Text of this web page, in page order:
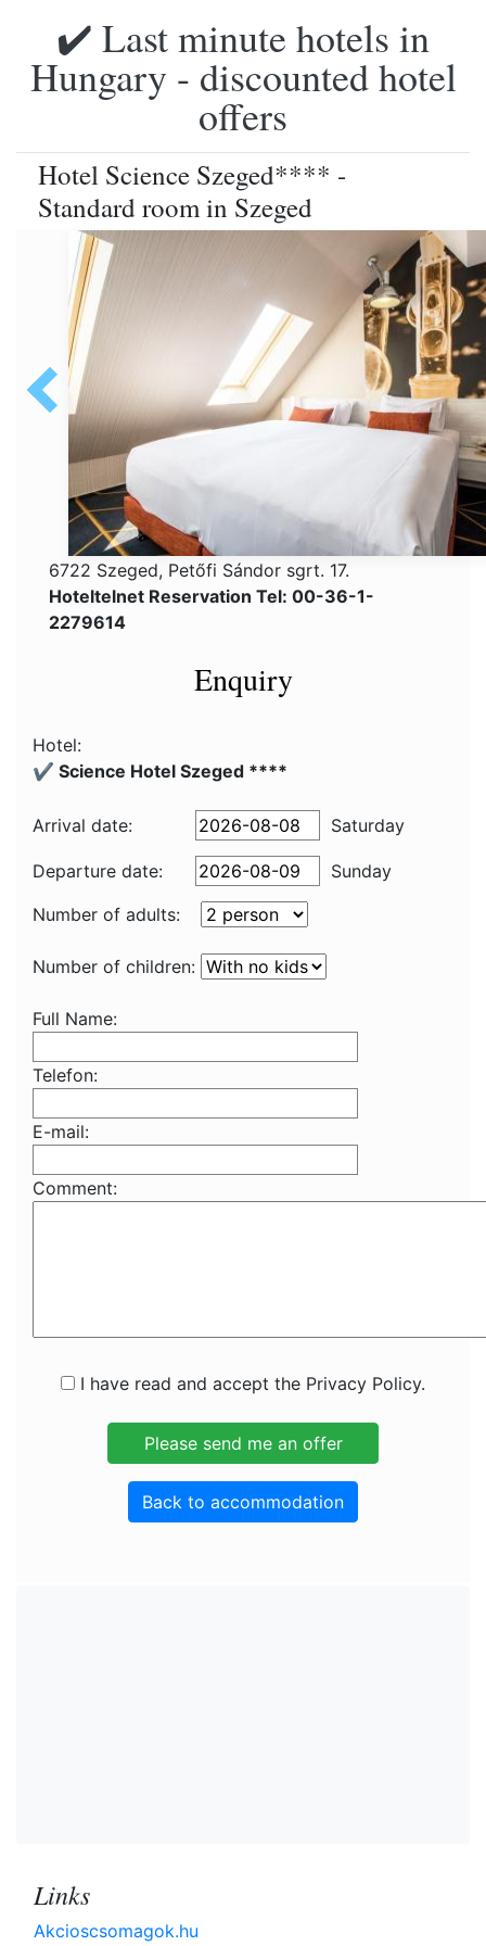
✔️ Last minute hotels in
Hungary - discounted hotel
offers
Hotel Science Szeged**** -
Standard room in Szeged
6722 Szeged, Petőfi Sándor sgrt. 17.
Hoteltelnet Reservation Tel: 00-36-1-
2279614
Enquiry
Hotel:
✔️ Science Hotel Szeged ****
Arrival date: Saturday
Departure date:
Sunday
Number of adults:
Number of children:
Full Name:
Telefon:
E-mail:
Comment:
I have read and accept the Privacy Policy.
Back to accommodation
Links
Akcioscsomagok.hu